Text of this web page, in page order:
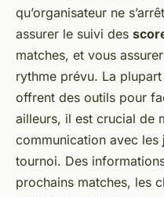
qu’organisateur ne
assurer le suivi des
matches, et vous
rythme prévu. La
offrent des outils pour
ailleurs, il est crucial de
communication avec les
tournoi. Des
prochains matches, les